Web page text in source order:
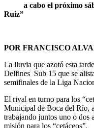
a cabo el próximo
Ruiz”
POR FRANCISCO
La lluvia que azotó esta
Delfines Sub 15 que se
semifinales de la Liga
El rival en turno para los
Municipal de Boca del Río,
trabajando juntos uno o dos
misión para los “cetáceos”.